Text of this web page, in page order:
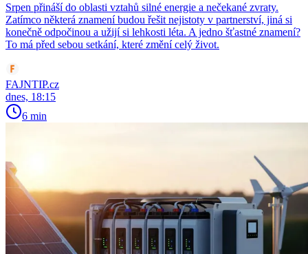
Srpen přináší do oblasti vztahů silné energie a nečekané zvraty.
Zatímco některá znamení budou řešit nejistoty v partnerství, jiná si
konečně odpočinou a užijí si lehkosti léta. A jedno šťastné znamení?
To má před sebou setkání, které změní celý život.
FAJNTIP.cz
dnes, 18:15
6 min